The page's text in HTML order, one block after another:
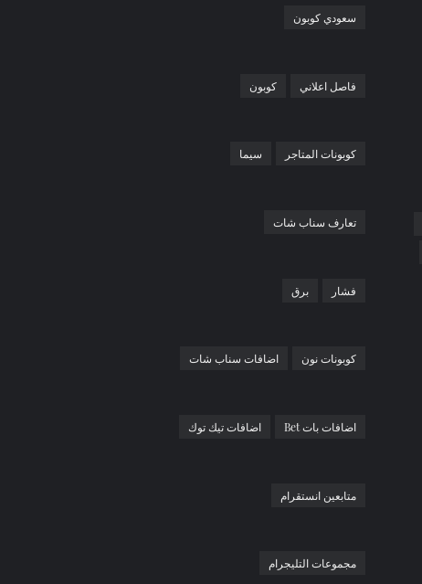
سعودي كوبون
فاصل اعلاني كوبون
كوبونات المتاجر سيما
تعارف سناب شات
فشار برق
كوبونات نون اضافات سناب شات
اضافات بات Bet اضافات تيك توك
متابعين انستقرام
مجموعات التليجرام